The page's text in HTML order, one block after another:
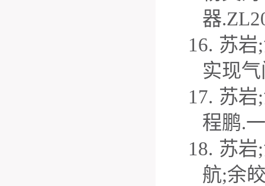
器
16. 苏岩;
实现
17. 苏岩;
程鹏.
18. 苏岩;
航;余